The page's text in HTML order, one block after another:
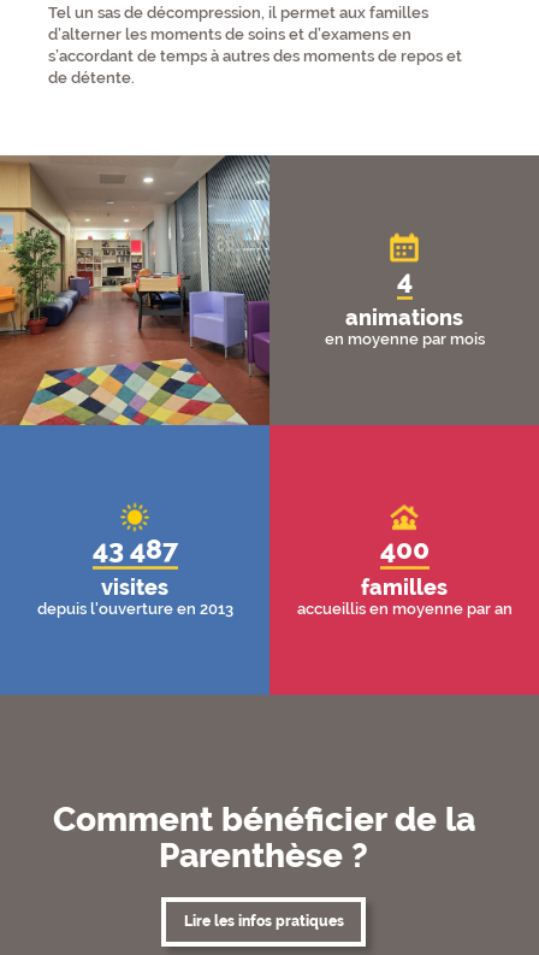
Tel un sas de décompression, il permet aux familles
d’alterner les moments de soins et d’examens en
s’accordant de temps à autres des moments de repos et
de détente.
Chiffres clés
4
animations
en moyenne par mois
43 487
visites
depuis l'ouverture en 2013
400
familles
accueillis en moyenne par an
Comment bénéficier de la
Parenthèse ?
Lire les infos pratiques